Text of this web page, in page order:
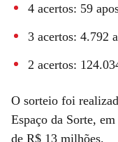
4 acertos: 59
3 acertos: 4.792
2 acertos:
O sorteio foi
Espaço da Sorte,
de R$ 13 milhões.